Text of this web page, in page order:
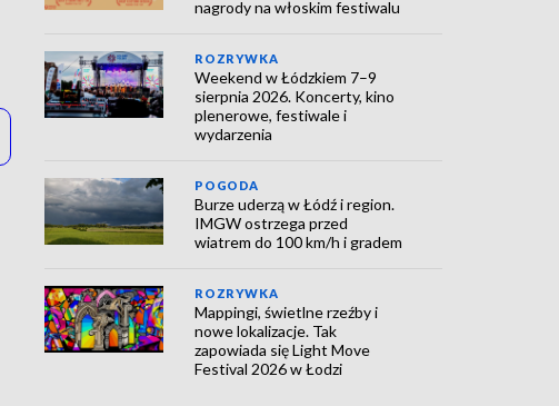
nagrody na włoskim festiwalu
ROZRYWKA
Weekend w Łódzkiem 7–9
sierpnia 2026. Koncerty, kino
plenerowe, festiwale i
wydarzenia
POGODA
Burze uderzą w Łódź i region.
IMGW ostrzega przed
wiatrem do 100 km/h i gradem
ROZRYWKA
Mappingi, świetlne rzeźby i
nowe lokalizacje. Tak
zapowiada się Light Move
Festival 2026 w Łodzi